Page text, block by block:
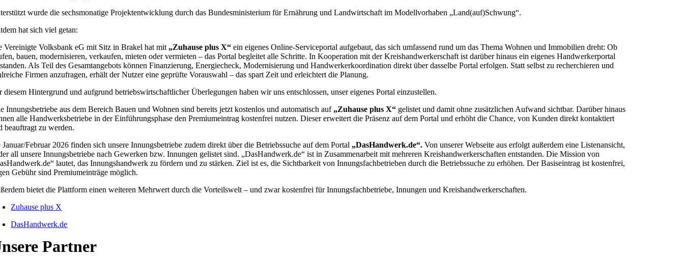
wurde die sechsmonatige Projektentwicklung durch das Bundesministerium für Ernährung und Landwirtschaft im Modellvorhaben „Land(auf)Schwung“.
hat sich viel getan:
Vereinigte Volksbank eG mit Sitz in Brakel hat mit „Zuhause plus X“ ein eigenes Online-Serviceportal aufgebaut, das sich umfassend rund um das Thema Wohnen und Immobilien dreht: Ob
bauen, modernisieren, verkaufen, mieten oder vermieten – das Portal begleitet alle Schritte. In Kooperation mit der Kreishandwerkerschaft ist darüber hinaus ein eigenes Handwerkerportal
Als Teil des Gesamtangebots können Finanzierung, Energiecheck, Modernisierung und Handwerkerkoordination direkt über dasselbe Portal erfolgen. Statt selbst zu recherchieren und
Firmen anzufragen, erhält der Nutzer eine geprüfte Vorauswahl – das spart Zeit und erleichtert die Planung.
diesem Hintergrund und aufgrund betriebswirtschaftlicher Überlegungen haben wir uns entschlossen, unser eigenes Portal einzustellen.
Innungsbetriebe aus dem Bereich Bauen und Wohnen sind bereits jetzt kostenlos und automatisch auf „Zuhause plus X“ gelistet und damit ohne zusätzlichen Aufwand sichtbar. Darüber hinaus
alle Handwerksbetriebe in der Einführungsphase den Premiumeintrag kostenfrei nutzen. Dieser erweitert die Präsenz auf dem Portal und erhöht die Chance, von Kunden direkt kontaktiert
beauftragt zu werden.
Februar 2026 finden sich unsere Innungsbetriebe zudem direkt über die Betriebssuche auf dem Portal „DasHandwerk.de“. Von unserer Webseite aus erfolgt außerdem eine Listenansicht,
all unsere Innungsbetriebe nach Gewerken bzw. Innungen gelistet sind. „DasHandwerk.de“ ist in Zusammenarbeit mit mehreren Kreishandwerkerschaften entstanden. Die Mission von
lautet, das Innungshandwerk zu fördern und zu stärken. Ziel ist es, die Sichtbarkeit von Innungsfachbetrieben durch die Betriebssuche zu erhöhen. Der Basiseintrag ist kostenfrei,
Gebühr sind Premiumeinträge möglich.
bietet die Plattform einen weiteren Mehrwert durch die Vorteilswelt – und zwar kostenfrei für Innungsfachbetriebe, Innungen und Kreishandwerkerschaften.
Zuhause plus X
DasHandwerk.de
Partner